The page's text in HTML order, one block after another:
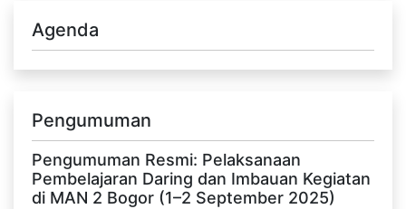
Agenda
Pengumuman
Pengumuman Resmi: Pelaksanaan
Pembelajaran Daring dan Imbauan Kegiatan
di MAN 2 Bogor (1–2 September 2025)